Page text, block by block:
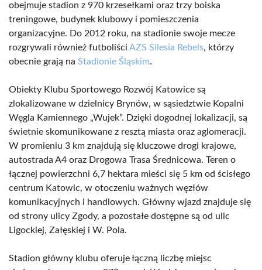
obejmuje stadion z 970 krzesełkami oraz trzy boiska
treningowe, budynek klubowy i pomieszczenia
organizacyjne. Do 2012 roku, na stadionie swoje mecze
rozgrywali również futboliści AZS Silesia Rebels, którzy
obecnie grają na Stadionie Śląskim.
Obiekty Klubu Sportowego Rozwój Katowice są
zlokalizowane w dzielnicy Brynów, w sąsiedztwie Kopalni
Węgla Kamiennego „Wujek”. Dzięki dogodnej lokalizacji, są
świetnie skomunikowane z resztą miasta oraz aglomeracji.
W promieniu 3 km znajdują się kluczowe drogi krajowe,
autostrada A4 oraz Drogowa Trasa Średnicowa. Teren o
łącznej powierzchni 6,7 hektara mieści się 5 km od ścisłego
centrum Katowic, w otoczeniu ważnych węzłów
komunikacyjnych i handlowych. Główny wjazd znajduje się
od strony ulicy Zgody, a pozostałe dostępne są od ulic
Ligockiej, Załęskiej i W. Pola.
Stadion główny klubu oferuje łączną liczbę miejsc